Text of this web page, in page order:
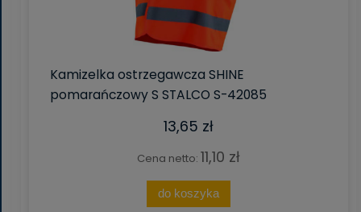
Kamizelka ostrzegawcza SHINE
pomarańczowy S STALCO S-42085
13,65 zł
Cena netto: 11,10 zł
do koszyka